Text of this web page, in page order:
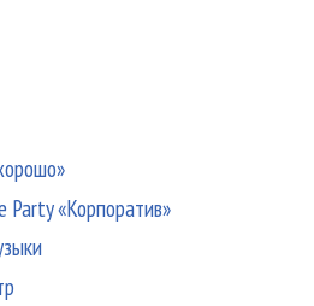
Party «Корпоратив»